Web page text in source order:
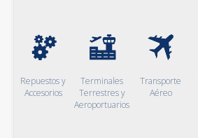
Repuestos y
Accesorios
Terminales
Terrestres y
Aeroportuarios
Transporte
Aéreo